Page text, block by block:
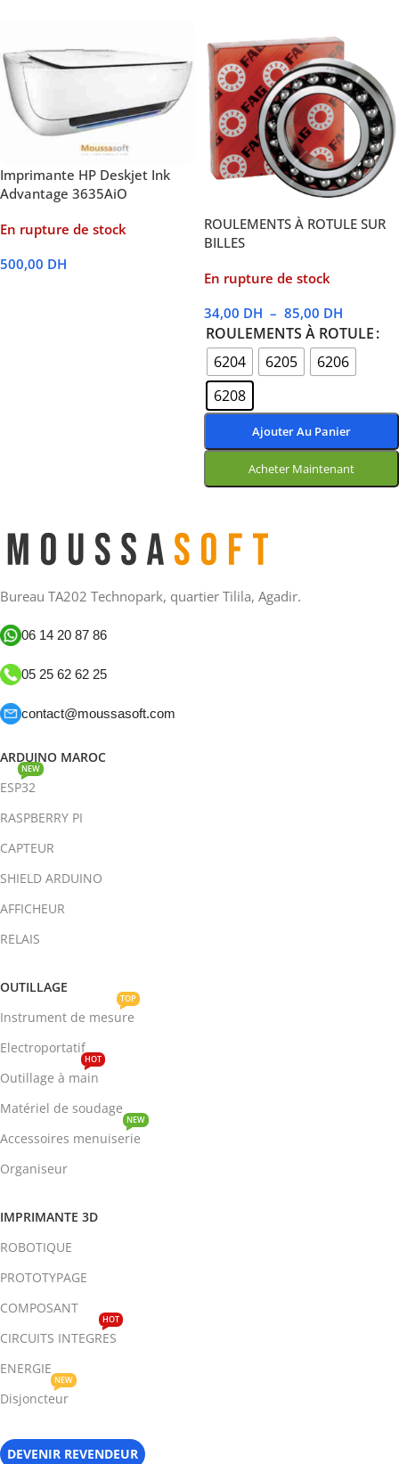
Imprimante HP Deskjet Ink
Advantage 3635AiO
En rupture de stock
500,00 DH
ROULEMENTS À ROTULE SUR
BILLES
En rupture de stock
34,00 DH – 85,00 DH
ROULEMENTS À ROTULE
6204
6205
6206
6208
Ajouter Au Panier
Acheter Maintenant
Bureau TA202 Technopark, quartier Tilila, Agadir.
06 14 20 87 86
05 25 62 62 25
contact@moussasoft.com
ARDUINO MAROC
ESP32
NEW
RASPBERRY PI
CAPTEUR
SHIELD ARDUINO
AFFICHEUR
RELAIS
OUTILLAGE
Instrument de mesure
TOP
Electroportatif
Outillage à main
HOT
Matériel de soudage
Accessoires menuiserie
NEW
Organiseur
IMPRIMANTE 3D
ROBOTIQUE
PROTOTYPAGE
COMPOSANT
CIRCUITS INTEGRES
HOT
ENERGIE
Disjoncteur
NEW
DEVENIR REVENDEUR